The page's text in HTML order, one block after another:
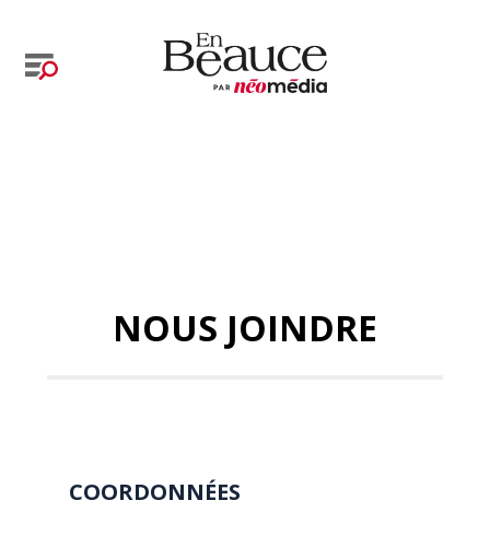
NOUS JOINDRE
COORDONNÉES